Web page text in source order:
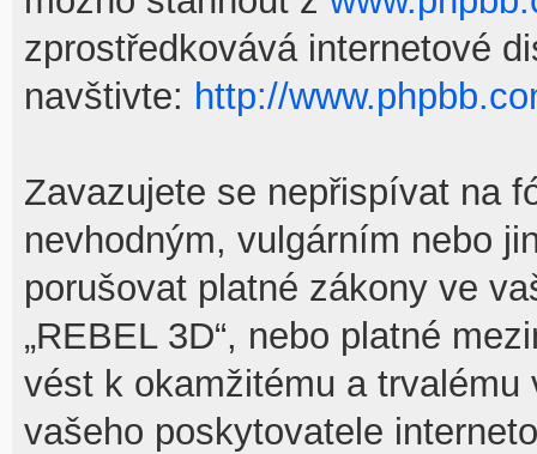
zprostředkovává internetové
navštivte: http://
Zavazujete se nepřispívat na
nevhodným, vulgárním nebo
porušovat platné zákony ve
„REBEL 3D“, nebo platné
vést k okamžitému a
vašeho poskytovatele